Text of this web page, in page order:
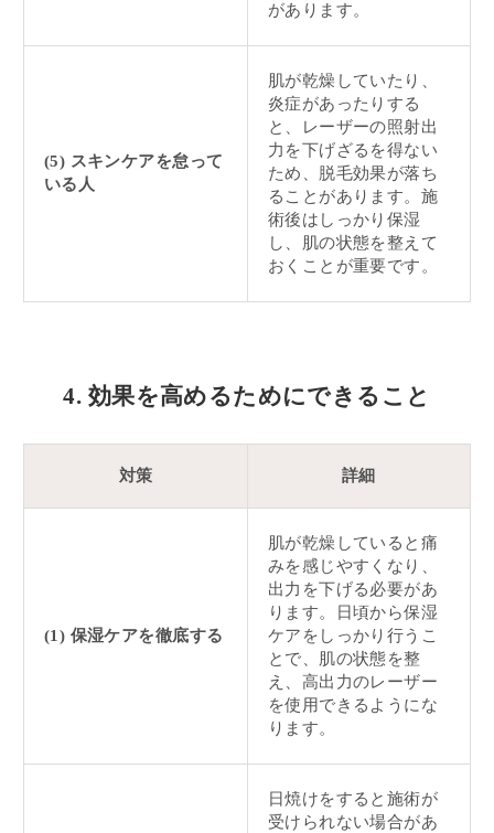
があります。
(5) スキンケアを怠って
いる人
肌が乾燥していたり、
炎症があったりする
と、レーザーの照射出
力を下げざるを得ない
ため、脱毛効果が落ち
ることがあります。施
術後はしっかり保湿
し、肌の状態を整えて
おくことが重要です。
4. 効果を高めるためにできること
対策 詳細
(1) 保湿ケアを徹底する
肌が乾燥していると痛
みを感じやすくなり、
出力を下げる必要があ
ります。日頃から保湿
ケアをしっかり行うこ
とで、肌の状態を整
え、高出力のレーザー
を使用できるようにな
ります。
日焼けをすると施術が
受けられない場合があ